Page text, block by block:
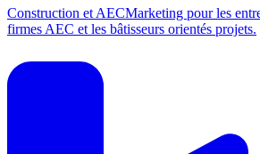
Construction et AECMarketing pour les
firmes AEC et les bâtisseurs orientés projets.